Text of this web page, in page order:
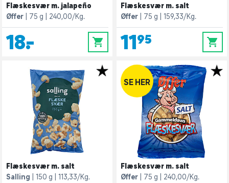
Flæskesvær m. jalapeño
Øffer
75 g 240,00/Kg.
18,- 0
Flæskesvær m. salt
Øffer
75 g 159,33/Kg.
11,95 0
Flæskesvær m. salt
Salling
150 g 113,33/Kg.
SE HER
Flæskesvær m. salt
Øffer
75 g 240,00/Kg.